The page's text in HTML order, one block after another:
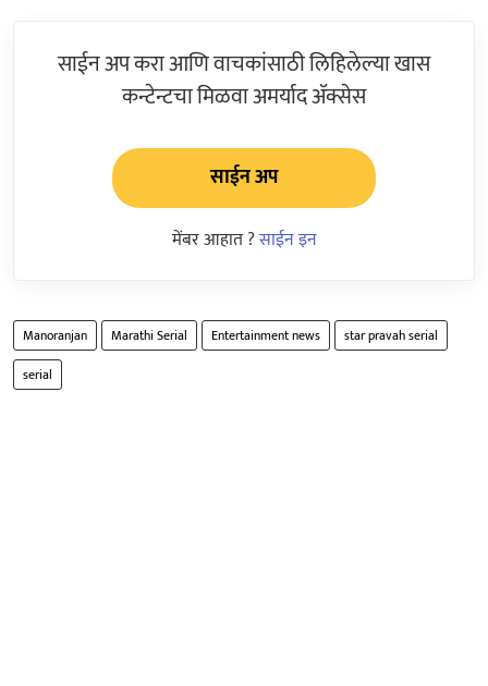
साईन अप करा आणि वाचकांसाठी लिहिलेल्या खास
कन्टेन्टचा मिळवा अमर्याद ॲक्सेस
साईन अप
मेंबर आहात ?साईन इन
Manoranjan Marathi Serial Entertainment news
star pravah serial
serial